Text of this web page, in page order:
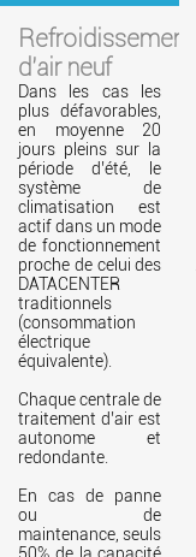
Refroidissement
d'air neuf
Dans les cas les
plus défavorables,
en moyenne 20
jours pleins sur la
période d’été, le
système de
climatisation est
actif dans un mode
de fonctionnement
proche de celui des
DATACENTER
traditionnels
(consommation
électrique
équivalente).
Chaque centrale de
traitement d’air est
autonome et
redondante.
En cas de panne
ou de
maintenance, seuls